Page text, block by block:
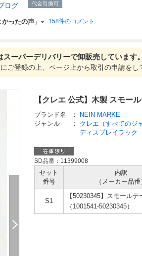
ログ 代金引換可
ったの声」 158件のコメント
スーパーデリバリーで卸販売しています。
ご登録の上、ページ上から取引の申請をし
【クレエ 公式】木製 スモー
ブランド名 ：
NEIN MARKE
ジャンル
： クレエ（すべてのジ
ディスプレイラック
SD品番：11399008
セット
番号
内訳
（メーカー品番
S1
【50230345】スモールテ
（1001541-50230345）